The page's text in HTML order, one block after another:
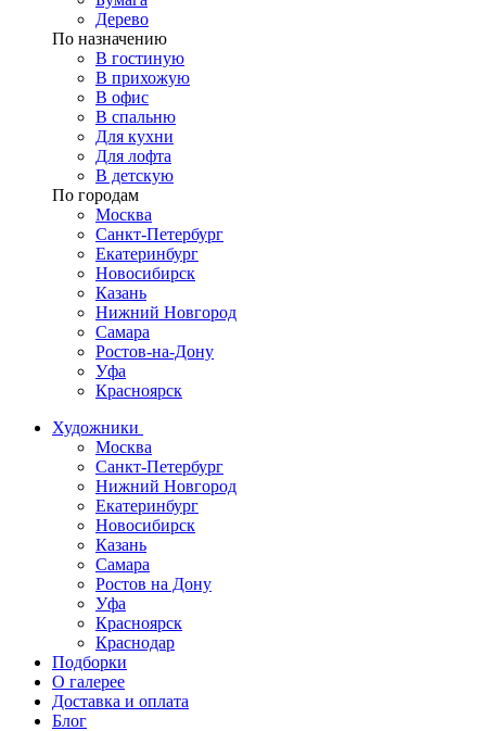
Дерево
По назначению
В гостиную
В прихожую
В офис
В спальню
Для кухни
Для лофта
В детскую
По городам
Москва
Санкт-Петербург
Екатеринбург
Новосибирск
Казань
Нижний Новгород
Самара
Ростов-на-Дону
Уфа
Красноярск
Художники
Москва
Санкт-Петербург
Нижний Новгород
Екатеринбург
Новосибирск
Казань
Самара
Ростов на Дону
Уфа
Красноярск
Краснодар
Подборки
О галерее
Доставка и оплата
Блог